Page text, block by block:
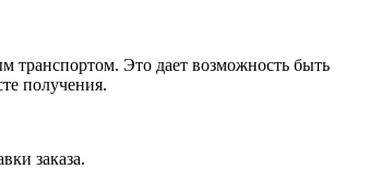
транспортом. Это дает возможность быть
получения.
заказа.